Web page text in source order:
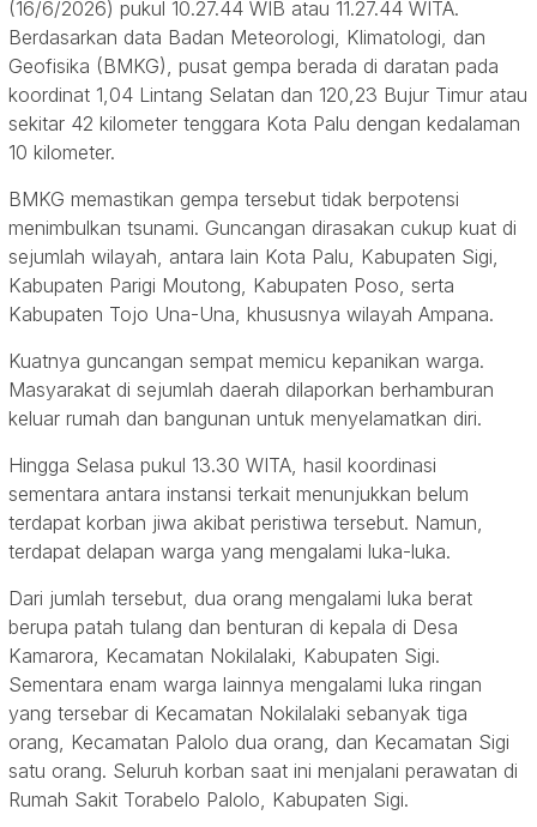
(16/6/2026) pukul 10.27.44 WIB atau 11.27.44 WITA.
Berdasarkan data Badan Meteorologi, Klimatologi, dan
Geofisika (BMKG), pusat gempa berada di daratan pada
koordinat 1,04 Lintang Selatan dan 120,23 Bujur Timur atau
sekitar 42 kilometer tenggara Kota Palu dengan kedalaman
10 kilometer.
BMKG memastikan gempa tersebut tidak berpotensi
menimbulkan tsunami. Guncangan dirasakan cukup kuat di
sejumlah wilayah, antara lain Kota Palu, Kabupaten Sigi,
Kabupaten Parigi Moutong, Kabupaten Poso, serta
Kabupaten Tojo Una-Una, khususnya wilayah Ampana.
Kuatnya guncangan sempat memicu kepanikan warga.
Masyarakat di sejumlah daerah dilaporkan berhamburan
keluar rumah dan bangunan untuk menyelamatkan diri.
Hingga Selasa pukul 13.30 WITA, hasil koordinasi
sementara antara instansi terkait menunjukkan belum
terdapat korban jiwa akibat peristiwa tersebut. Namun,
terdapat delapan warga yang mengalami luka-luka.
Dari jumlah tersebut, dua orang mengalami luka berat
berupa patah tulang dan benturan di kepala di Desa
Kamarora, Kecamatan Nokilalaki, Kabupaten Sigi.
Sementara enam warga lainnya mengalami luka ringan
yang tersebar di Kecamatan Nokilalaki sebanyak tiga
orang, Kecamatan Palolo dua orang, dan Kecamatan Sigi
satu orang. Seluruh korban saat ini menjalani perawatan di
Rumah Sakit Torabelo Palolo, Kabupaten Sigi.